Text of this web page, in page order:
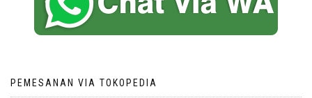
PEMESANAN VIA TOKOPEDIA